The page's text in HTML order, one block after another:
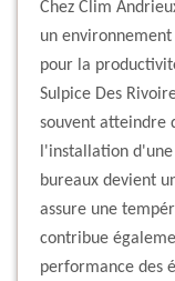
Chez Clim
un
pour la
Sulpice Des
souvent atteindre
l'installation
bureaux devient
assure une
contribue
performance des